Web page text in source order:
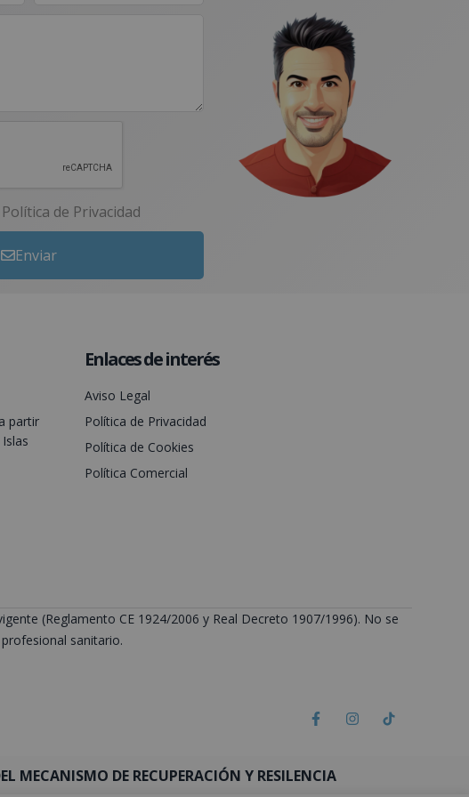
Política de Privacidad
Enviar
partir
Enlaces de interés
Aviso Legal
Política de Privacidad
Política de Cookies
Política Comercial
(Reglamento CE 1924/2006 y Real Decreto 1907/1996). No se
sanitario.
MECANISMO DE RECUPERACIÓN Y RESILENCIA